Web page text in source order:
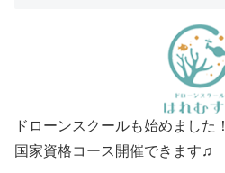
ドローンスクールも始めました！
国家資格コース開催できます♫